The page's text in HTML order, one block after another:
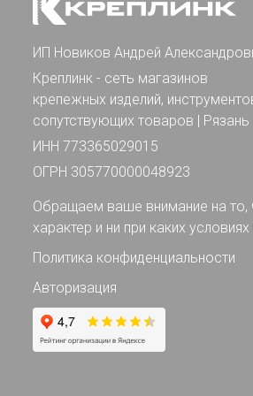
ИП Новиков Андрей
Креплинк - сеть магазинов
крепежных изделий,
сопутствующих товаров | Рязань
ИНН 773365029015
ОГРН 305770000048923
Обращаем ваше внимание на то,
характер и ни при каких
Политика конфиденциальности
Авторизация